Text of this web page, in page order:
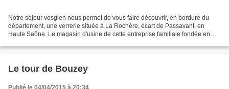
Notre séjour vosgien nous permet de vous faire découvrir, en bordure du
département, une verrerie située à La Rochère, écart de Passavant, en
Haute Saône. Le magasin d'usine de cette entreprise familiale fondée en
Le tour de Bouzey
Publié le 04/04/2015 à 20:34